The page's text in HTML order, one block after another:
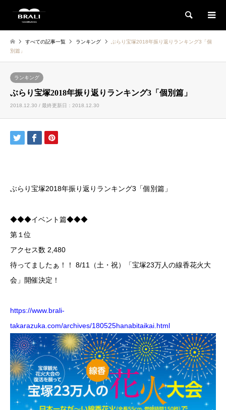
検索
すべての記事一覧 ランキング
ぶらり宝塚2018年振り返りランキング3「個
別篇」
ランキング
ぶらり宝塚2018年振り返りランキング3「個別篇」
2018.12.30 / 最終更新日：2018.12.30
ぶらり宝塚2018年振り返りランキング3「個別篇」
◆◆◆イベント篇◆◆◆
第１位
アクセス数 2,480
待ってましたぁ！！ 8/11（土・祝）「宝塚23万人の線香花火大
会」開催決定！
https://www.brali-
takarazuka.com/archives/180525hanabitaikai.html